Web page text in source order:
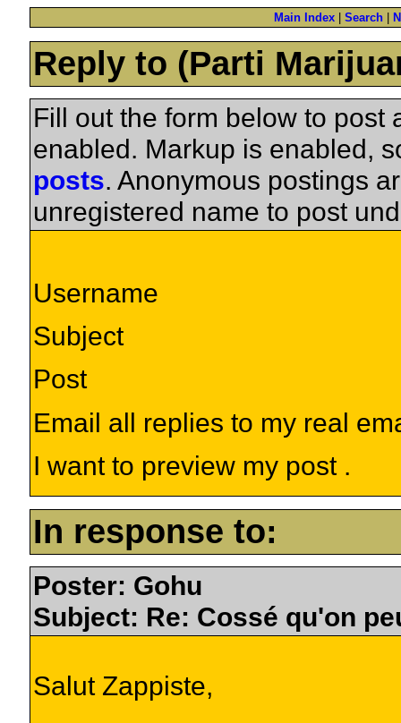
Main Index Search
Reply to (Parti
Fill out the form below to post
enabled. Markup is enabled,
posts. Anonymous postings
unregistered name to post
Username
Subject
Post
Email all replies to my real
I want to preview my post .
In response to:
Poster: Gohu
Subject: Re: Cossé qu'on
Salut Zappiste,